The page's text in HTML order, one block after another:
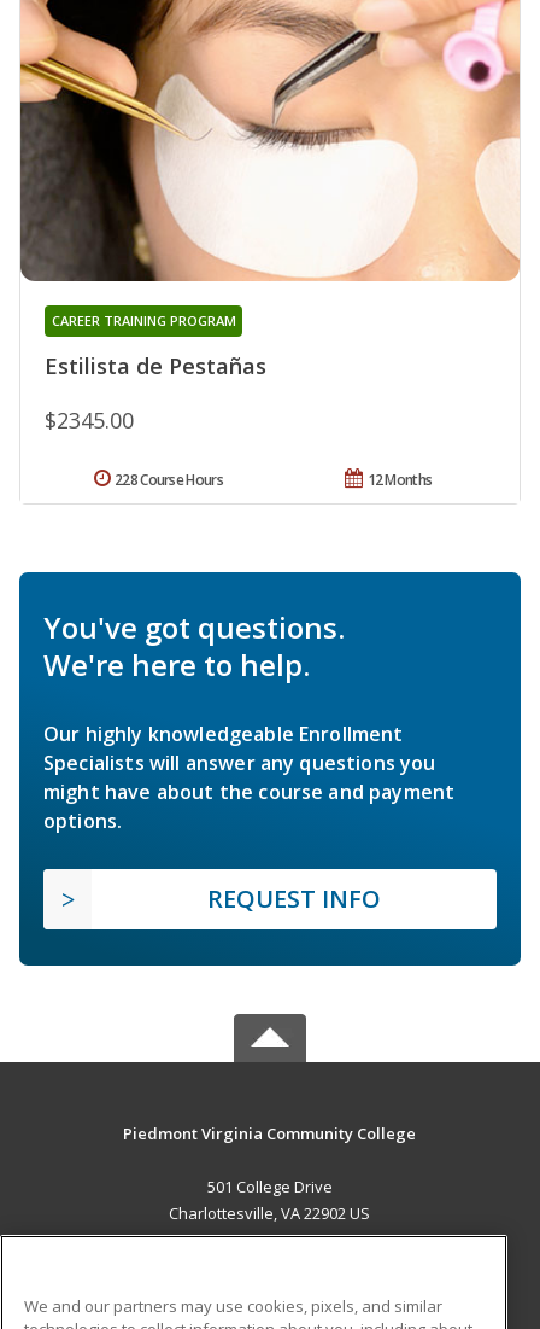
Estilista de Pestañas
CAREER TRAINING PROGRAM
$2345.00
12 Months
228 Course Hours
You've got questions.
We're here to help.
Our highly knowledgeable Enrollment
Specialists will answer any questions you
might have about the course and payment
options.
REQUEST INFO
Piedmont Virginia Community College
501 College Drive
Charlottesville, VA 22902 US
We and our partners may use cookies, pixels, and similar